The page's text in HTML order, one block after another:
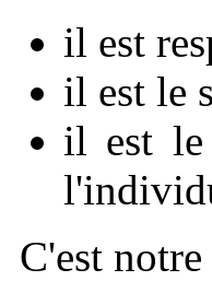
il est
il est le
il est le
C'est